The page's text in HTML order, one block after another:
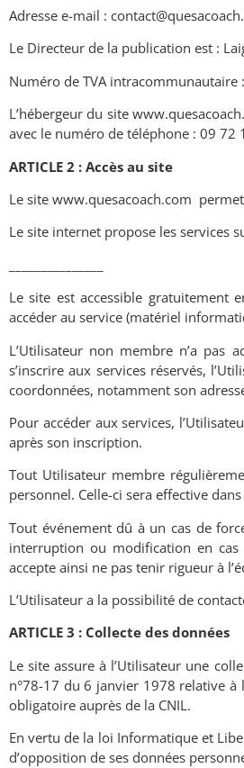
Adresse e-mail :
Le Directeur de la publication est :
Numéro de TVA intracommunautaire
L’hébergeur du site
avec le numéro de téléphone : 09 72
ARTICLE 2 : Accès au site
Le site www.quesacoach.com
Le site internet propose les services
Le site est accessible gratuitement
accéder au service (matériel
L ’Utilisateur non membre n’a pas
s’inscrire aux services réservés, l’
coordonnées, notamment son
Pour accéder aux services, l’
après son inscription.
Tout Utilisateur membre
personnel. Celle-ci sera effective
Tout événement dû à un cas de
interruption ou modification en cas
accepte ainsi ne pas tenir rigueur à
L’Utilisateur a la possibilité de
ARTICLE 3 : Collecte des données
Le site assure à l’Utilisateur une
n°78-17 du 6 janvier 1978 relative à
obligatoire auprès de la CNIL.
En vertu de la loi Informatique et
d’opposition de ses données